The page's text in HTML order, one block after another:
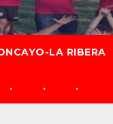
LA RIBERA
. . .